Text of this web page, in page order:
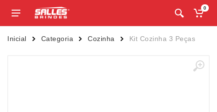
0
Inicial Categoria Cozinha Kit Cozinha 3 Peças